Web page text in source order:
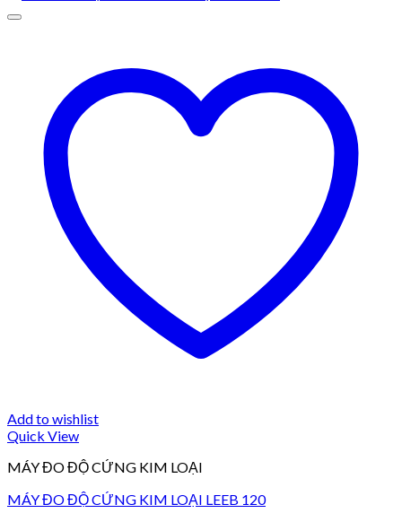
Add to wishlist
Quick View
MÁY ĐO ĐỘ CỨNG KIM LOẠI
MÁY ĐO ĐỘ CỨNG KIM LOẠI LEEB 120